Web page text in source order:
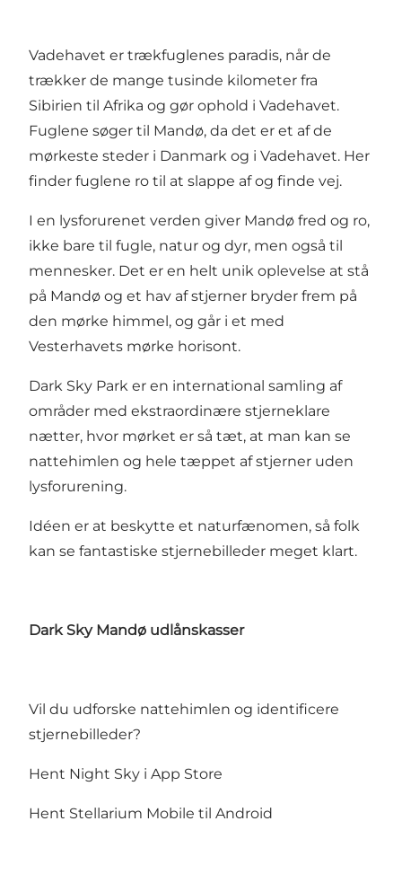
Vadehavet er trækfuglenes paradis, når de
trækker de mange tusinde kilometer fra
Sibirien til Afrika og gør ophold i Vadehavet.
Fuglene søger til Mandø, da det er et af de
mørkeste steder i Danmark og i Vadehavet. Her
finder fuglene ro til at slappe af og finde vej.
I en lysforurenet verden giver Mandø fred og ro,
ikke bare til fugle, natur og dyr, men også til
mennesker. Det er en helt unik oplevelse at stå
på Mandø og et hav af stjerner bryder frem på
den mørke himmel, og går i et med
Vesterhavets mørke horisont.
Dark Sky Park er en international samling af
områder med ekstraordinære stjerneklare
nætter, hvor mørket er så tæt, at man kan se
nattehimlen og hele tæppet af stjerner uden
lysforurening.
Idéen er at beskytte et naturfænomen, så folk
kan se fantastiske stjernebilleder meget klart.
Dark Sky Mandø udlånskasser
Vil du udforske nattehimlen og identificere
stjernebilleder?
Hent Night Sky i App Store
Hent Stellarium Mobile til Android